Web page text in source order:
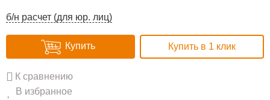
б/н расчет (для юр. лиц)
Купить Купить в 1 клик
К сравнению
В избранное